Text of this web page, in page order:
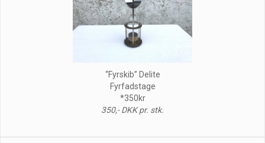
“Fyrskib” Delite
Fyrfadstage
*350kr
350,- DKK pr. stk.